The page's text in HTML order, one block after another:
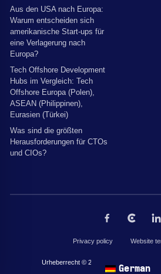
Aus den USA nach Europa:
Warum entscheiden sich
amerikanische Start-ups für
eine Verlagerung nach
Europa?
Tech Offshore Development
Hubs im Vergleich: Tech
Offshore Europa (Polen),
ASEAN (Philippinen),
Eurasien (Türkei)
Was sind die größten
Herausforderungen für CTOs
und CIOs?
Privacy policy Website
Urheberrecht © 2026 von The Codest.
German